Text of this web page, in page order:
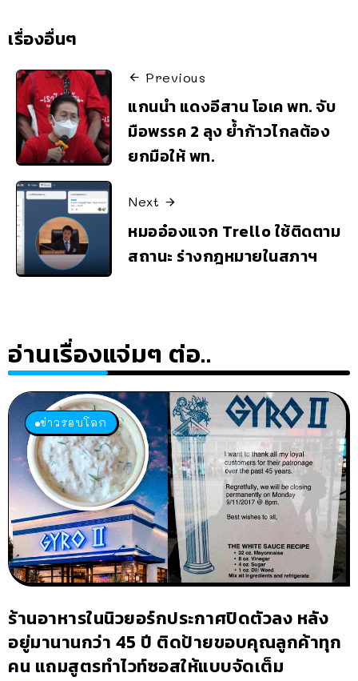
เรื่องอื่นๆ
Previous
แกนนำ แดงอีสาน โอเค พท. จับ
มือพรรค 2 ลุง ย้ำก้าวไกลต้อง
ยกมือให้ พท.
Next
หมออ๋องแจก Trello ใช้ติดตาม
สถานะ ร่างกฎหมายในสภาฯ
อ่านเรื่องแจ่มๆ ต่อ..
ข่าวรอบโลก
ร้านอาหารในนิวยอร์กประกาศปิดตัวลง หลัง
อยู่มานานกว่า 45 ปี ติดป้ายขอบคุณลูกค้าทุก
คน แถมสูตรทำไวท์ซอสให้แบบจัดเต็ม